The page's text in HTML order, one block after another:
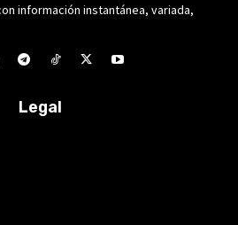
información instantánea, variada,
Legal